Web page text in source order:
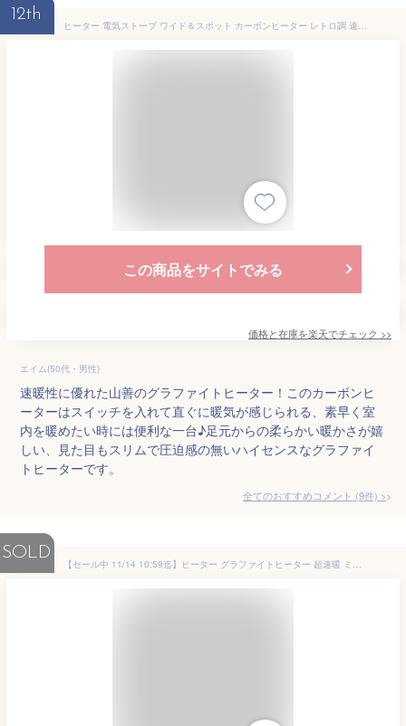
12th
ヒーター 電気ストーブ ワイド＆スポット カーボンヒーター レトロ調 遠赤外線ヒーター DCT-B08(GY) スリムカーボンヒーター 遠赤外線ストーブ 電気ヒーター タワー型 暖房機 脱衣所 おしゃれ 速暖 山善 YAMAZEN 【送料無料】
この商品をサイトでみる
価格と在庫を楽天でチェック >>
エイム(50代・男性)
速暖性に優れた山善のグラファイトヒーター！このカーボンヒ
ーターはスイッチを入れて直ぐに暖気が感じられる、素早く室
内を暖めたい時には便利な一台♪足元からの柔らかい暖かさが嬉
しい、見た目もスリムで圧迫感の無いハイセンスなグラファイ
トヒーターです。
全てのおすすめコメント (9件) >
SOLD
【セール中 11/14 10:59迄】ヒーター グラファイトヒーター 超速暖 ミニタイプ 300W/600W ECTS-C061(N) カーボンヒーター 電気ストーブ 遠赤外線ヒーター スリム 脱衣所 トイレ キッチン 省スペース コンパクト 足元暖房 山善 YAMAZEN 【送料無料】